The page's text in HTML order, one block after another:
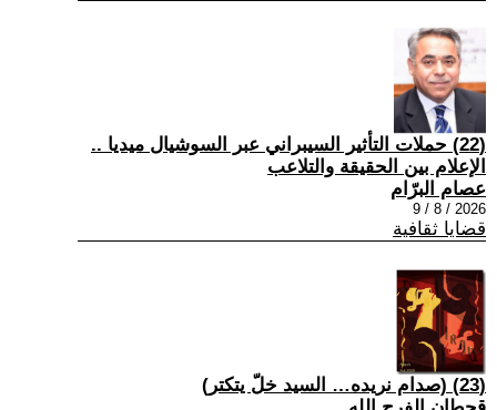
(22) حملات التأثير السيبراني عبر السوشيال ميديا ..
الإعلام بين الحقيقة والتلاعب
عصام البرّام
2026 / 8 / 9
قضايا ثقافية
(23) (صدام نريده… السيد خلّ يتكتر)